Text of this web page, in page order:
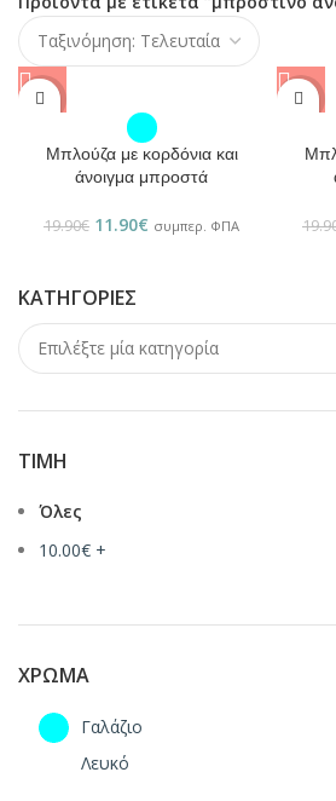
ΚΑΤΗΓΟΡΊΕΣ
ΤΙΜΉ
Όλες
10.00€ +
ΧΡΏΜΑ
Γαλάζιο
Λευκό
-40%
Μπλούζα με κορδόνια και
άνοιγμα μπροστά
19.90€ 11.90€ συμπερ. ΦΠΑ
-40%